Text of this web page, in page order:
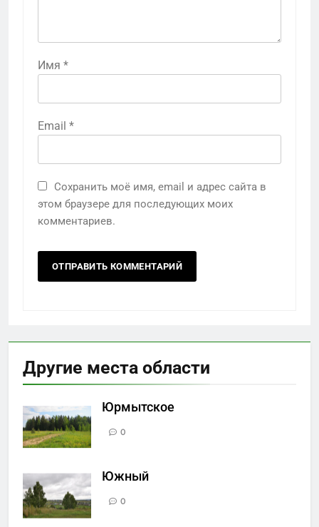
Имя *
Email *
Сохранить моё имя, email и адрес сайта в
этом браузере для последующих моих
комментариев.
Другие места области
Юрмытское
0
Южный
0